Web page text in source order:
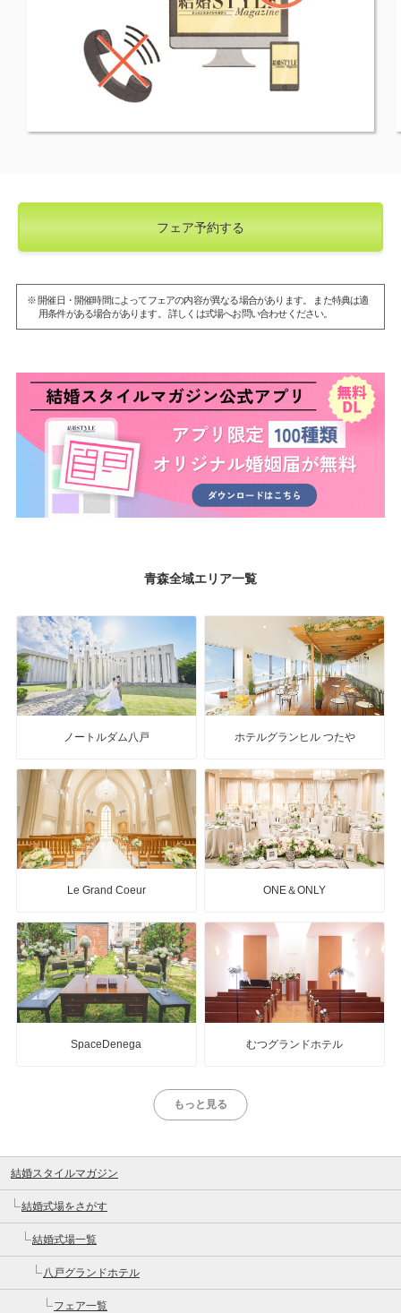
フェア予約する
※ 開催日・開催時間によってフェアの内容が異なる場合があります。 また特典は適
用条件がある場合があります。 詳しくは式場へお問い合わせください。
青森全域エリア一覧
ノートルダム八戸 ホテルグランヒル つたや
Le Grand Coeur ONE＆ONLY
SpaceDenega むつグランドホテル
もっと見る
結婚スタイルマガジン
結婚式場をさがす
結婚式場一覧
八戸グランドホテル
フェア一覧